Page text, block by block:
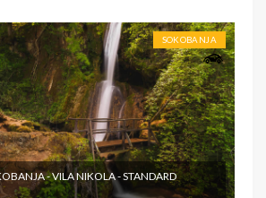
SOKOBANJA
- VILA NIKOLA - STANDARD